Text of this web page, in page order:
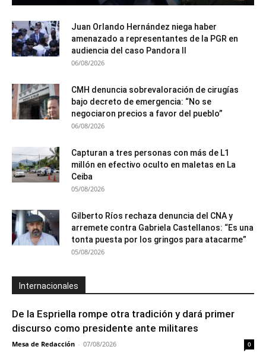
Juan Orlando Hernández niega haber
amenazado a representantes de la PGR en
audiencia del caso Pandora II
06/08/2026
CMH denuncia sobrevaloración de cirugías
bajo decreto de emergencia: “No se
negociaron precios a favor del pueblo”
06/08/2026
Capturan a tres personas con más de L1
millón en efectivo oculto en maletas en La
Ceiba
05/08/2026
Gilberto Ríos rechaza denuncia del CNA y
arremete contra Gabriela Castellanos: “Es una
tonta puesta por los gringos para atacarme”
05/08/2026
Internacionales
De la Espriella rompe otra tradición y dará primer
discurso como presidente ante militares
Mesa de Redacción - 07/08/2026 0